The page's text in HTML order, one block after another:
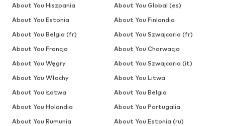
About You Hiszpania
About You Global (es)
About You Estonia
About You Finlandia
About You Belgia (fr)
About You Szwajcaria (fr)
About You Francja
About You Chorwacja
About You Węgry
About You Szwajcaria (it)
About You Włochy
About You Litwa
About You Łotwa
About You Belgia
About You Holandia
About You Portugalia
About You Rumunia
About You Estonia (ru)